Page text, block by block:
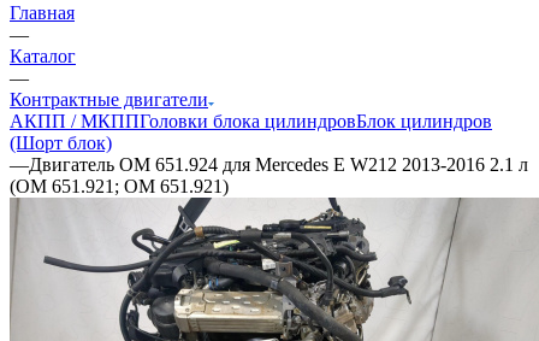
Главная
—
Каталог
—
Контрактные двигатели
АКПП / МКППГоловки блока цилиндровБлок цилиндров
(Шорт блок)
—Двигатель OM 651.924 для Mercedes E W212 2013-2016 2.1 л
(OM 651.921; OM 651.921)